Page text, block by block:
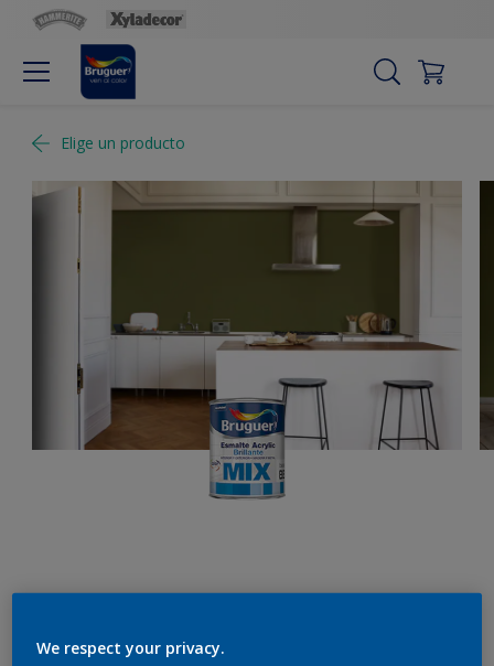
Elige un producto
Verde jungla
We respect your privacy.